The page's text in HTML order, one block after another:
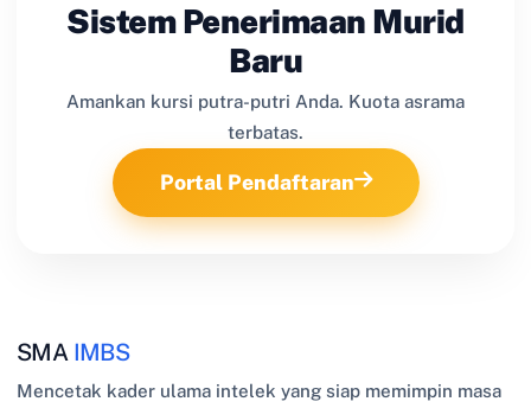
Sistem Penerimaan Murid
Baru
Amankan kursi putra-putri Anda. Kuota asrama
terbatas.
Portal Pendaftaran
SMA IMBS
Mencetak kader ulama intelek yang siap memimpin masa